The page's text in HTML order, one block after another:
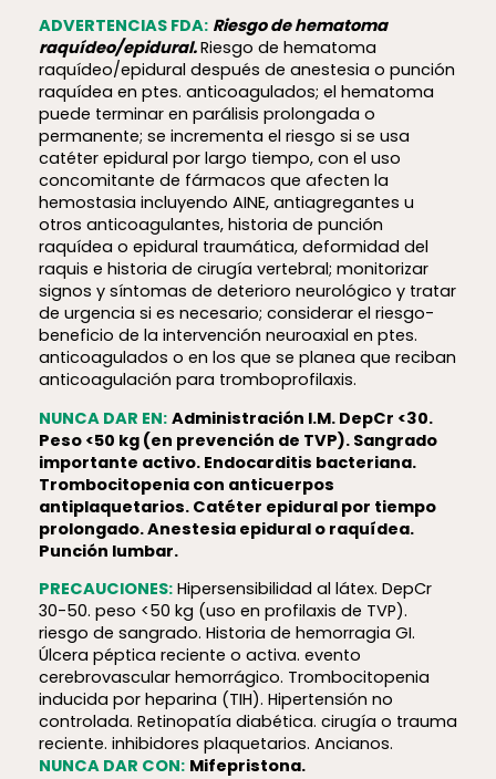
ADVERTENCIAS FDA: Riesgo de hematoma
raquídeo/epidural.Riesgo de hematoma
raquídeo/epidural después de anestesia o punción
raquídea en ptes. anticoagulados; el hematoma
puede terminar en parálisis prolongada o
permanente; se incrementa el riesgo si se usa
catéter epidural por largo tiempo, con el uso
concomitante de fármacos que afecten la
hemostasia incluyendo AINE, antiagregantes u
otros anticoagulantes, historia de punción
raquídea o epidural traumática, deformidad del
raquis e historia de cirugía vertebral; monitorizar
signos y síntomas de deterioro neurológico y tratar
de urgencia si es necesario; considerar el riesgo-
beneficio de la intervención neuroaxial en ptes.
anticoagulados o en los que se planea que reciban
anticoagulación para tromboprofilaxis.
NUNCA DAR EN: Administración I.M. DepCr <30.
Peso <50 kg (en prevención de TVP). Sangrado
importante activo. Endocarditis bacteriana.
Trombocitopenia con anticuerpos
antiplaquetarios. Catéter epidural por tiempo
prolongado. Anestesia epidural o raquídea.
Punción lumbar.
PRECAUCIONES:Hiper­sen­si­bi­lidad al látex. DepCr
30-50. peso <50 kg (uso en profilaxis de TVP).
riesgo de sangrado. Historia de hemorragia GI.
Úlcera péptica reciente o activa. evento
cerebrovascular hemorrágico. Trombocitopenia
inducida por heparina (TIH). Hipertensión no
controlada. Retinopatía diabética. cirugía o trauma
reciente. inhibidores plaquetarios. Ancianos.
NUNCA DAR CON: Mifepristona.